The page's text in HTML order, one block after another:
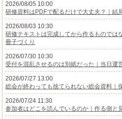
2026/08/05 10:00
研修資料はPDFで配るだけで大丈夫？｜結
2026/08/03 10:30
研修テキストは完成してから作るものでは
冊子づくり
2026/07/30 10:30
受付を混乱させるのは別紙だった｜当日運
2026/07/27 13:00
総会が終わっても捨てられない総会資料｜
2026/07/24 11:30
参加者はどこを読んでいるのか｜作る側と